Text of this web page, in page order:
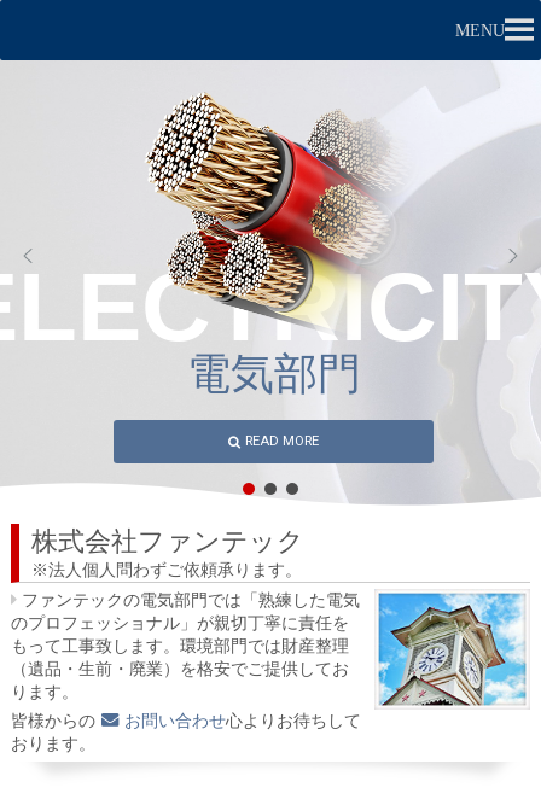
MENU
電気部門
READ MORE
株式会社ファンテック
※法人個人問わずご依頼承ります。
ファンテックの電気部門では「熟練した電気
のプロフェッショナル」が親切丁寧に責任を
もって工事致します。環境部門では財産整理
（遺品・生前・廃業）を格安でご提供してお
ります。
皆様からの
お問い合わせ心よりお待ちして
おります。